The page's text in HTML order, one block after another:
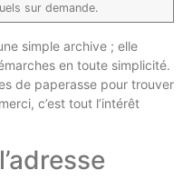
sur demande.
simple archive ; elle
en toute simplicité.
de paperasse pour trouver
c’est tout l’intérêt